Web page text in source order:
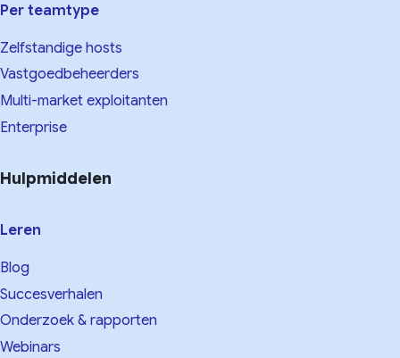
Per teamtype
Zelfstandige hosts
Vastgoedbeheerders
Multi-market exploitanten
Enterprise
Hulpmiddelen
Leren
Blog
Succesverhalen
Onderzoek & rapporten
Webinars